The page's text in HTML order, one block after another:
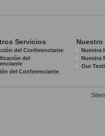
Servicios
del Conferenciante
del
del Conferenciante
Nuestra
Nuestra
Our